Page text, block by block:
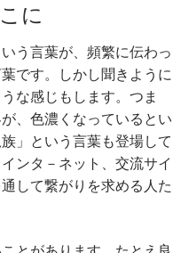
に
う言葉が、頻繁に伝わっ
です。しかし聞きように
な感じもします。つま
、色濃くなっているとい
」という言葉も登場して
ンタ－ネット、交流サイ
して繋がりを求める人た